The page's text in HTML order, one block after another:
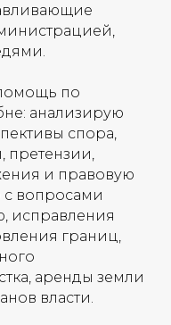
по
анализирую
спора,
претензии,
и правовую
с вопросами
исправления
границ,
аренды земли
власти.